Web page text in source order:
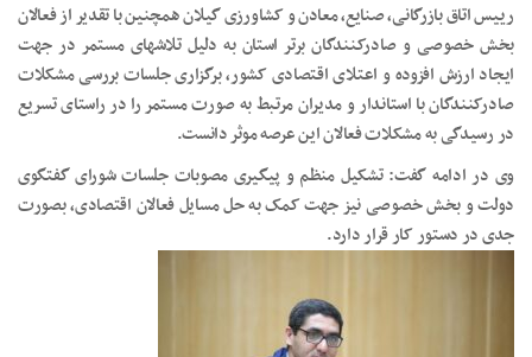
رییس اتاق بازرگانی، صنایع، معادن و کشاورزی گیلان همچنین با تقدیر از فعالان
بخش خصوصی و صادرکنندگان برتر استان به دلیل تلاشهای مستمر در جهت
ایجاد ارزش افزوده و اعتلای اقتصادی کشور، برگزاری جلسات بررسی مشکلات
صادرکنندگان با استاندار و مدیران مرتبط به صورت مستمر را در راستای تسریع
در رسیدگی به مشکلات فعالان این عرصه موثر دانست.
وی در ادامه گفت: تشکیل منظم و پیگیری مصوبات جلسات شورای گفتگوی
دولت و بخش خصوصی نیز جهت کمک به حل مسایل فعالان اقتصادی، بصورت
جدی در دستور کار قرار دارد.